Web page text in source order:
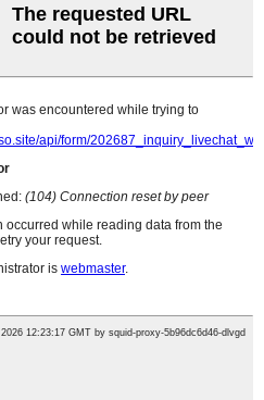
Countertop Labo
automaticu ...
Lavapiatti
Lavapiatti di